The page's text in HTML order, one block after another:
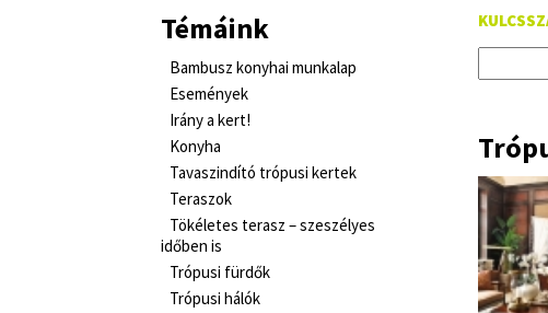
Témáink
Bambusz konyhai munkalap
Események
Irány a kert!
Konyha
Tavaszindító trópusi kertek
Teraszok
Tökéletes terasz – szeszélyes
időben is
Trópusi fürdők
Trópusi hálók